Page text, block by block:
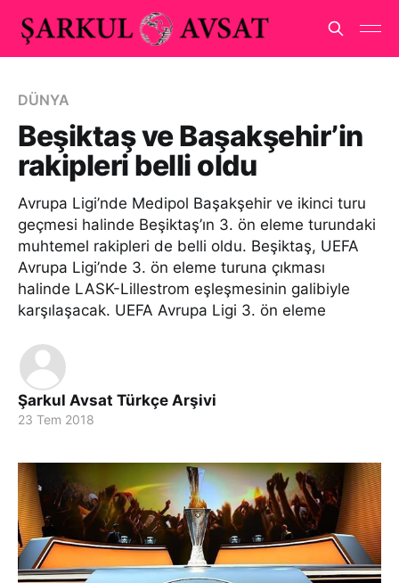
DÜNYA
Beşiktaş ve Başakşehir’in
rakipleri belli oldu
Avrupa Ligi’nde Medipol Başakşehir ve ikinci turu
geçmesi halinde Beşiktaş’ın 3. ön eleme turundaki
muhtemel rakipleri de belli oldu. Beşiktaş, UEFA
Avrupa Ligi’nde 3. ön eleme turuna çıkması
halinde LASK-Lillestrom eşleşmesinin galibiyle
karşılaşacak. UEFA Avrupa Ligi 3. ön eleme
Şarkul Avsat Türkçe Arşivi
23 Tem 2018